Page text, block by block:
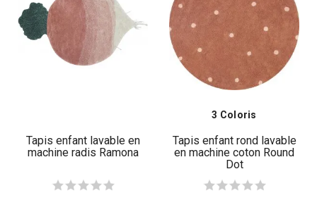
Tapis enfant lavable en
machine radis Ramona
3 Coloris
Tapis enfant rond lavable
en machine coton Round
Dot